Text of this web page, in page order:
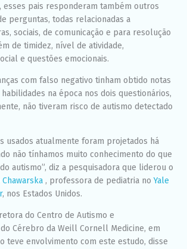
esses pais responderam também outros
perguntas, todas relacionadas a
sociais, de comunicação e para resolução
de timidez, nível de atividade,
e questões emocionais.
com falso negativo tinham obtido notas
habilidades na época nos dois questionários,
não tiveram risco de autismo detectado
usados atualmente foram projetados há
não tínhamos muito conhecimento do que
autismo”, diz a pesquisadora que liderou o
, professora de pediatria noYale
, nos Estados Unidos.
do Centro de Autismo e
Cérebro da Weill Cornell Medicine, em
teve envolvimento com este estudo, disse